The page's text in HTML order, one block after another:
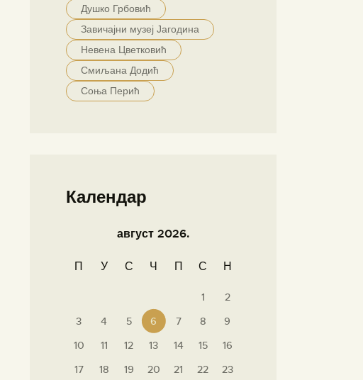
Душко Грбовић
Завичајни музеј Јагодина
Невена Цветковић
Смиљана Додић
Соња Перић
Календар
август 2026.
П У С Ч П С Н
1
2
3
4 5 6 7 8
9
10
11 12 13 14 15
16
17
18 19 20 21 22
23